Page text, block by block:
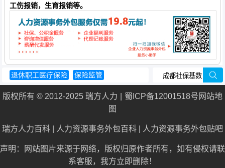
工伤报销，生育报销等。
退休职工医疗保险
保险监管
五险一金怎么交
退伍军人养老保险
版权所有 © 2012-2025 瑞方人力 蜀ICP备12001518号 网站地
图
瑞方人力百科 人力资源事务外包百科 人力资源事务外包贴吧
声明：网站图片来源于网络，版权归原作者所有，如有侵权请联
系客服，我方立即删除！